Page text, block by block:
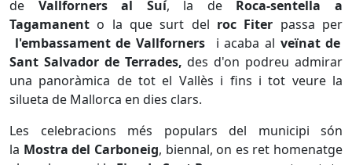
de Vallforners al Suí, la de Roca-sentella a
Tagamanent o la que surt del roc Fiter passa per
l'embassament de Vallforners
i acaba al veïnat de
Sant Salvador de Terrades,des d'on podreu admirar
una panoràmica de tot el Vallès i fins i tot veure la
silueta de Mallorca en dies clars.
Les celebracions més populars del municipi són
la Mostra del Carboneig, biennal, on es ret homenatge